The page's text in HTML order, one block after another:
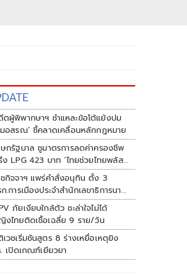
ตผู้พิพากษาฯ ชำแหละข้อโต้แย้งปม
มอสรณ’ ชี้คลาดเคลื่อนหลักกฎหมาย
ษกรัฐบาล ชูมาตรการลดค่าครองชีพ
LPG 423 บาท ‘ไทยช่วยไทยพลัส’
เงินหมุนแสนล้าน
ชกิจจาฯ แพร่คำสั่งอนุทิน ตั้ง 3
.การเมืองประจำสำนักเลขาธิการนา
ฯ ภัยเงียบใกล้ตัว ชะล่าใจไม่ได้
งไทยติดเชื้อเฉลี่ย 9 ราย/วัน
เวชเริ่มชันสูตร 8 ร่างเหยื่อเหตุยิง
เปิดเกณฑ์เยียวยา